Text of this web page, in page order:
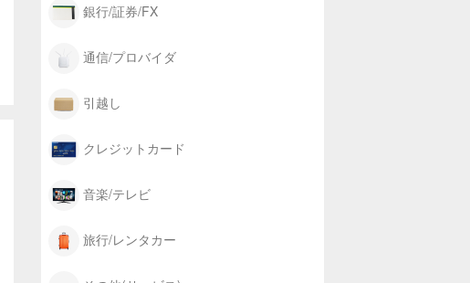
銀行/証券/FX
通信/プロバイダ
引越し
クレジットカード
音楽/テレビ
旅行/レンタカー